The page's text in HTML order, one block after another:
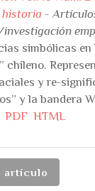
historia -
investigación
simbólicas
chileno.
y re-
y la bandera
PDF HTML
artículo